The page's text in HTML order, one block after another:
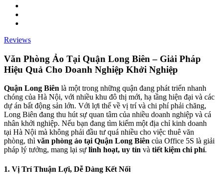
Reviews
Văn Phòng Ảo Tại Quận Long Biên – Giải Pháp
Hiệu Quả Cho Doanh Nghiệp Khởi Nghiệp
Quận Long Biên là một trong những quận đang phát triển nhanh
chóng của Hà Nội, với nhiều khu đô thị mới, hạ tầng hiện đại và các
dự án bất động sản lớn. Với lợi thế về vị trí và chi phí phải chăng,
Long Biên đang thu hút sự quan tâm của nhiều doanh nghiệp và cá
nhân khởi nghiệp. Nếu bạn đang tìm kiếm một địa chỉ kinh doanh
tại Hà Nội mà không phải đầu tư quá nhiều cho việc thuê văn
phòng, thì văn phòng ảo tại Quận Long Biên của Office 5S là giải
pháp lý tưởng, mang lại sự linh hoạt, uy tín và tiết kiệm chi phí.
1. Vị Trí Thuận Lợi, Dễ Dàng Kết Nối